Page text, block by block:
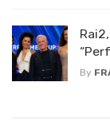
By